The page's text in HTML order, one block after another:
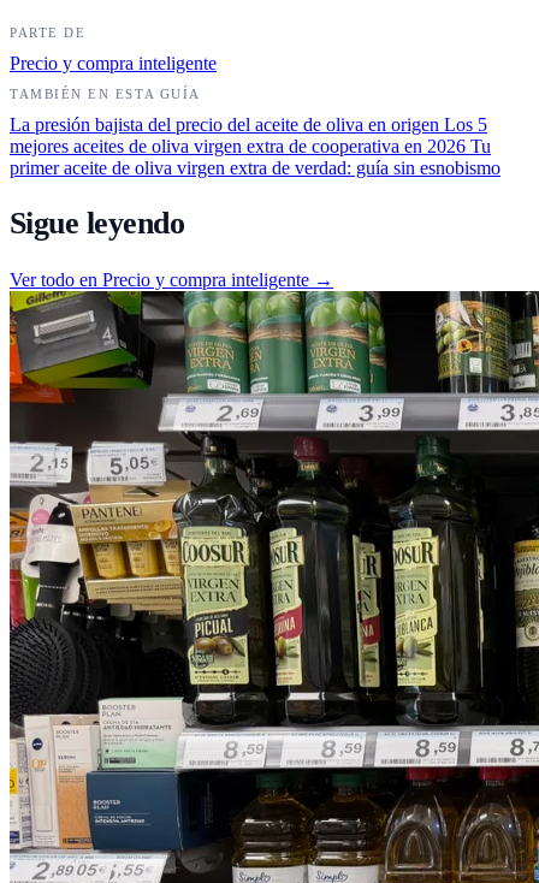
PARTE DE
Precio y compra inteligente
TAMBIÉN EN ESTA GUÍA
La presión bajista del precio del aceite de oliva en origen Los 5
mejores aceites de oliva virgen extra de cooperativa en 2026 Tu
primer aceite de oliva virgen extra de verdad: guía sin esnobismo
Sigue leyendo
Ver todo en Precio y compra inteligente →